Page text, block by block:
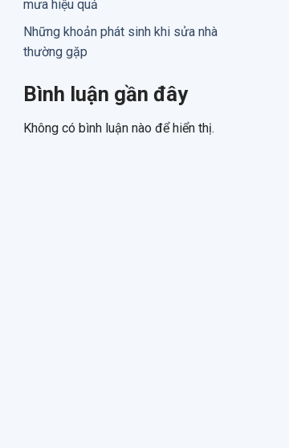
mưa hiệu quả
Những khoản phát sinh khi sửa nhà
thường gặp
Bình luận gần đây
Không có bình luận nào để hiển thị.